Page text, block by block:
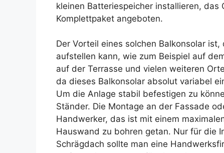
kleinen Batteriespeicher installieren,
Komplettpaket angeboten.
Der Vorteil eines solchen Balkonsolar
aufstellen kann, wie zum Beispiel auf
auf der Terrasse und vielen weiteren
da dieses Balkonsolar absolut variabel
Um die Anlage stabil befestigen zu
Ständer. Die Montage an der Fassade
Handwerker, das ist mit einem
Hauswand zu bohren getan. Nur für die
Schrägdach sollte man eine